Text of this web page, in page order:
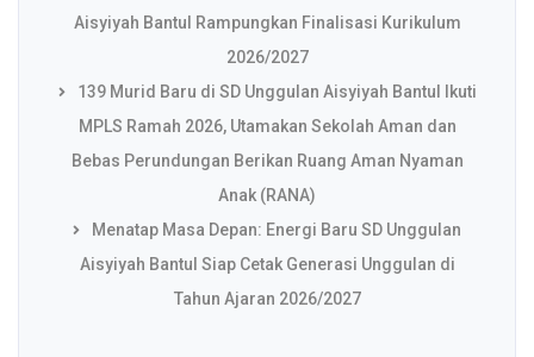
Aisyiyah Bantul Rampungkan Finalisasi Kurikulum
2026/2027
139 Murid Baru di SD Unggulan Aisyiyah Bantul Ikuti
MPLS Ramah 2026, Utamakan Sekolah Aman dan
Bebas Perundungan Berikan Ruang Aman Nyaman
Anak (RANA)
Menatap Masa Depan: Energi Baru SD Unggulan
Aisyiyah Bantul Siap Cetak Generasi Unggulan di
Tahun Ajaran 2026/2027